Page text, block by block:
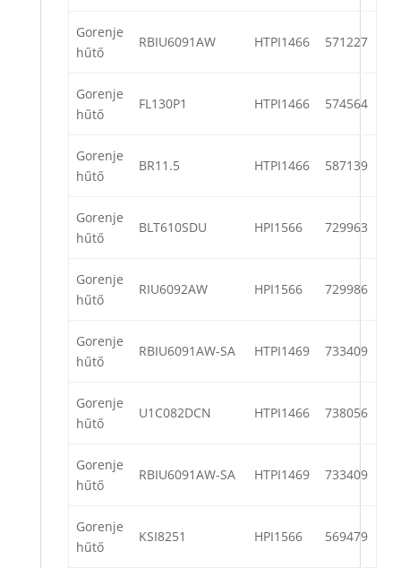
Gorenje
hűtő
RBIU6091AW HTPI1466 571227
Gorenje
hűtő
FL130P1 HTPI1466 574564
Gorenje
hűtő
BR11.5 HTPI1466 587139
Gorenje
hűtő
BLT610SDU HPI1566 729963
Gorenje
hűtő
RIU6092AW HPI1566 729986
Gorenje
hűtő
RBIU6091AW-SA HTPI1469 733409
Gorenje
hűtő
U1C082DCN HTPI1466 738056
Gorenje
hűtő
RBIU6091AW-SA HTPI1469 733409
Gorenje
hűtő
KSI8251 HPI1566 569479